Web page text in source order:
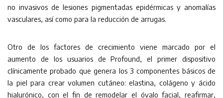
no invasivos de lesiones pigmentadas epidérmicas y anomalías
vasculares, así como para la reducción de arrugas.
Otro de los factores de crecimiento viene marcado por el
aumento de los usuarios de Profound, el primer dispositivo
clínicamente probado que genera los 3 componentes básicos de
la piel para crear volumen cutáneo: elastina, colágeno y ácido
hialurónico, con el fin de remodelar el óvalo facial, reafirmar,